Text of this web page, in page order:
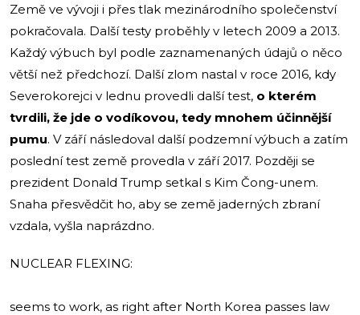
Země ve vývoji i přes tlak mezinárodního společenství
pokračovala. Další testy proběhly v letech 2009 a 2013.
Každý výbuch byl podle zaznamenaných údajů o něco
větší než předchozí. Další zlom nastal v roce 2016, kdy
Severokorejci v lednu provedli další test, o kterém
tvrdili, že jde o vodíkovou, tedy mnohem účinnější
pumu. V září následoval další podzemní výbuch a zatím
poslední test země provedla v září 2017. Později se
prezident Donald Trump setkal s Kim Čong-unem.
Snaha přesvědčit ho, aby se země jaderných zbraní
vzdala, vyšla naprázdno.
NUCLEAR FLEXING:
seems to work, as right after North Korea passes law